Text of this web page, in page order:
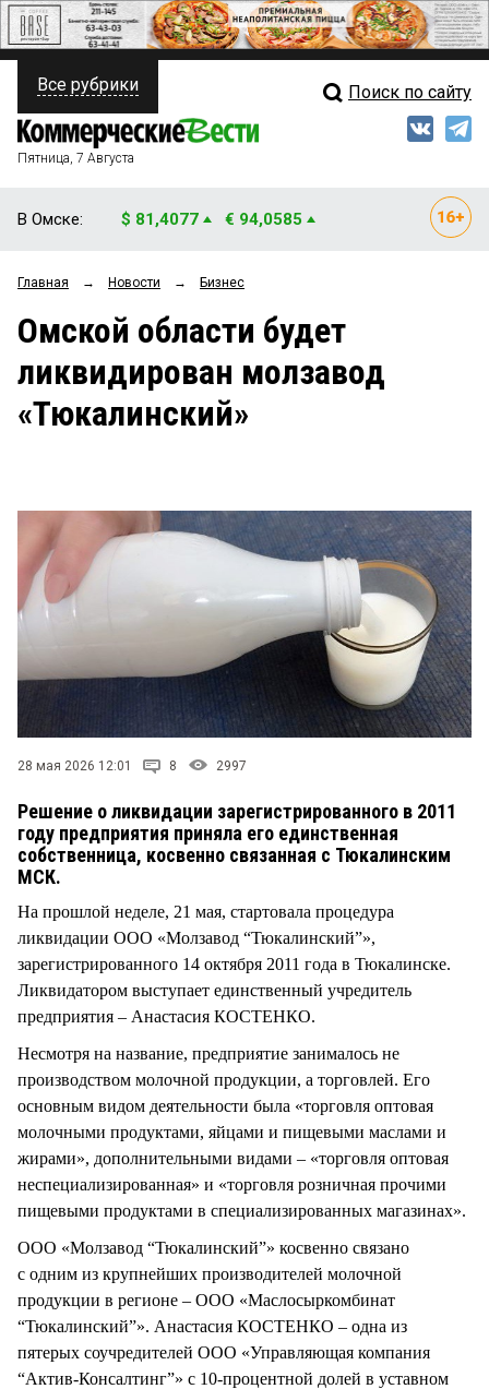
ПОЛИТИКА
ФИНАНСЫ
ОБЩЕСТВО
ЗАКОН
НОВОСТИ КОМПАНИЙ
Свежий выпуск
Рейтинги
Блоги
Все рубрики Поиск по сайту
Пятница, 7 Августа
В Омске: $ 81,4077 € 94,0585
Главная → Новости → Бизнес
Омской области будет
ликвидирован молзавод
«Тюкалинский»
28 мая 2026 12:01 8 2997
Решение о ликвидации зарегистрированного в 2011
году предприятия приняла его единственная
собственница, косвенно связанная с Тюкалинским
МСК.
На прошлой неделе, 21 мая, стартовала процедура
ликвидации ООО «Молзавод “Тюкалинский”»,
зарегистрированного 14 октября 2011 года в Тюкалинске.
Ликвидатором выступает единственный учредитель
предприятия – Анастасия КОСТЕНКО.
Несмотря на название, предприятие занималось не
производством молочной продукции, а торговлей. Его
основным видом деятельности была «торговля оптовая
молочными продуктами, яйцами и пищевыми маслами и
жирами», дополнительными видами – «торговля оптовая
неспециализированная» и «торговля розничная прочими
пищевыми продуктами в специализированных магазинах».
ООО «Молзавод “Тюкалинский”» косвенно связано
с одним из крупнейших производителей молочной
продукции в регионе – ООО «Маслосыркомбинат
“Тюкалинский”». Анастасия КОСТЕНКО – одна из
пятерых соучредителей ООО «Управляющая компания
“Актив-Консалтинг”» с 10-процентной долей в уставном